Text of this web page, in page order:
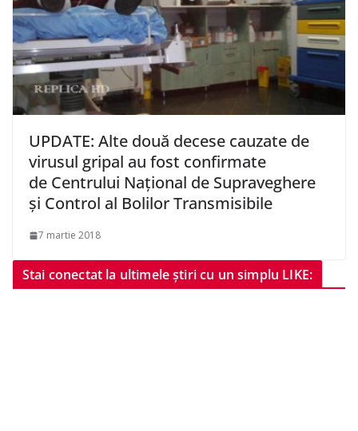
UPDATE: Alte două decese cauzate de
virusul gripal au fost confirmate
de Centrului Naţional de Supraveghere
şi Control al Bolilor Transmisibile
7 martie 2018
Stai conectat la ultimele știri cu un simplu LIKE: